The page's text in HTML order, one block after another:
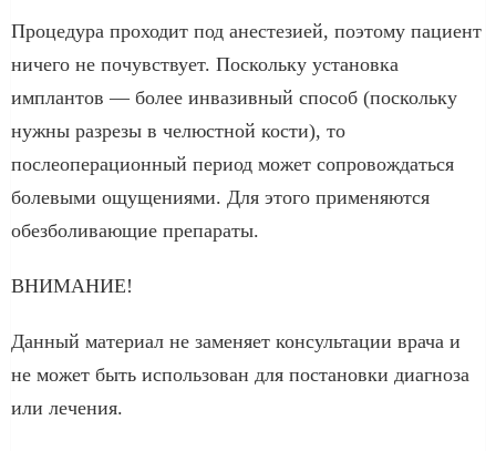
Процедура проходит под анестезией, поэтому пациент
ничего не почувствует. Поскольку установка
имплантов — более инвазивный способ (поскольку
нужны разрезы в челюстной кости), то
послеоперационный период может сопровождаться
болевыми ощущениями. Для этого применяются
обезболивающие препараты.
ВНИМАНИЕ!
Данный материал не заменяет консультации врача и
не может быть использован для постановки диагноза
или лечения.